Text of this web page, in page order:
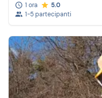
1 ora
5.0
1-5 partecipanti